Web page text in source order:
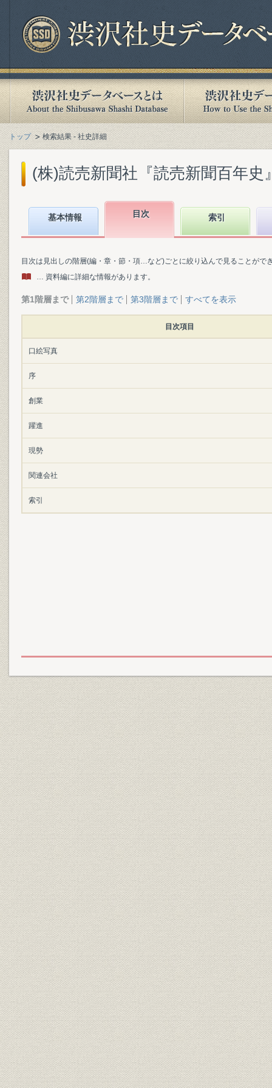
トップ 検索結果 - 社史詳細
(株)読売新聞社『読売新聞百年史
基本情報 目次 索引
目次は見出しの階層(編・章・節・項…など)ごとに絞り込んで見ることがで
… 資料編に詳細な情報があります。
第1階層まで 第2階層まで 第3階層まで すべてを表示
目次項目
口絵写真
序
創業
躍進
現勢
関連会社
索引